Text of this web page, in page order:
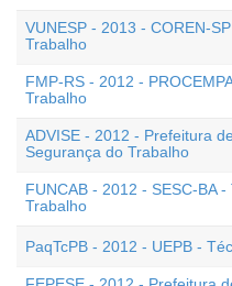
VUNESP - 2013 - COREN-
Trabalho
FMP-RS - 2012 -
Trabalho
ADVISE - 2012 - Prefeitura
Segurança do Trabalho
FUNCAB - 2012 - SESC-BA
Trabalho
PaqTcPB - 2012 - UEPB -